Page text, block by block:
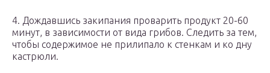
4. Дождавшись закипания проварить продукт 20-60
минут, в зависимости от вида грибов. Следить за тем,
чтобы содержимое не прилипало к стенкам и ко дну
кастрюли.